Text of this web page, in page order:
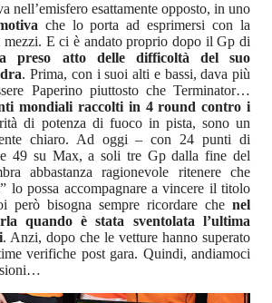
nell’emisfero esattamente opposto, in uno
che lo porta ad esprimersi con la
mezzi. E ci è andato proprio dopo il Gp di
preso atto delle difficoltà del suo
. Prima, con i suoi alti e bassi, dava più
Paperino piuttosto che Terminator…
mondiali raccolti in 4 round contro i
di potenza di fuoco in pista, sono un
chiaro. Ad oggi – con 24 punti di
49 su Max, a soli tre Gp dalla fine del
abbastanza ragionevole ritenere che
lo possa accompagnare a vincere il titolo
però bisogna sempre ricordare che nel
quando è stata sventolata l’ultima
. Anzi, dopo che le vetture hanno superato
verifiche post gara. Quindi, andiamoci